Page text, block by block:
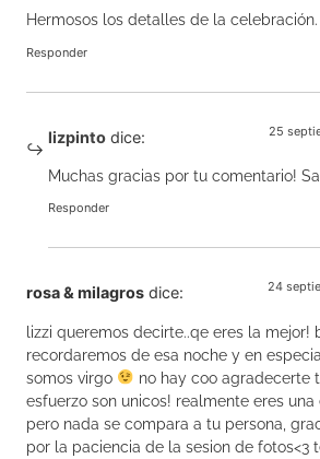
Hermosos los detalles de la celebración.
Responder
lizpinto dice: 25
Muchas gracias por tu comentario!
Responder
rosa & milagros dice: 24
lizzi queremos decirte..qe eres la mejor!
recordaremos de esa noche y en
somos virgo
no hay coo agradecerte
esfuerzo son unicos! realmente eres
pero nada se compara a tu persona,
por la paciencia de la sesion de fotos<3